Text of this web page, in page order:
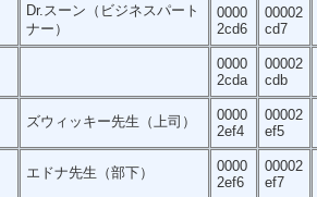
Dr.スーン（ビジネスパート
ナー）
0000
2cd6
00002
cd7
0000
2cda
00002
cdb
ズウィッキー先生（上司）
0000
2ef4
00002
ef5
エドナ先生（部下）
0000
2ef6
00002
ef7